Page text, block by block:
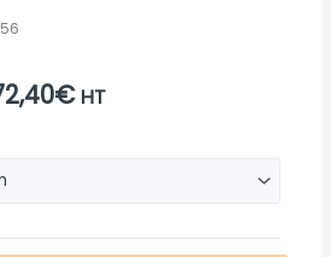
€Plage
790,40€
HT